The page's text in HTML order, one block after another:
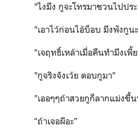
"ไงมึง กูจะโทรมาชวนไปปร
"เอาไว้ก่อนไอ้บ็อบ มึงฟังกูน
"เจฤทธิ์เหล้าเมื่อคืนทำมึงเพี้
"กูจริงจังเว้ย ตอบกูมา"
"เออๆๆถ้าสวยกูก็ลากแม่งขึ้
“ถ้าเจอผีอะ”